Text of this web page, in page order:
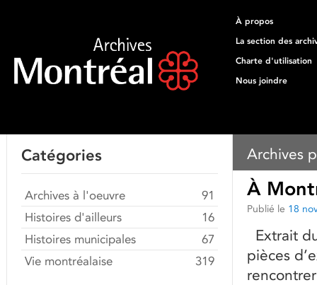
À propos
La section des
Charte d'utilisation
Nous joindre
Archives
À
Publié le 18
Extrait
pièces
Catégories
Archives à l'oeuvre
91
Histoires d'ailleurs
16
Histoires municipales
67
Vie montréalaise
319